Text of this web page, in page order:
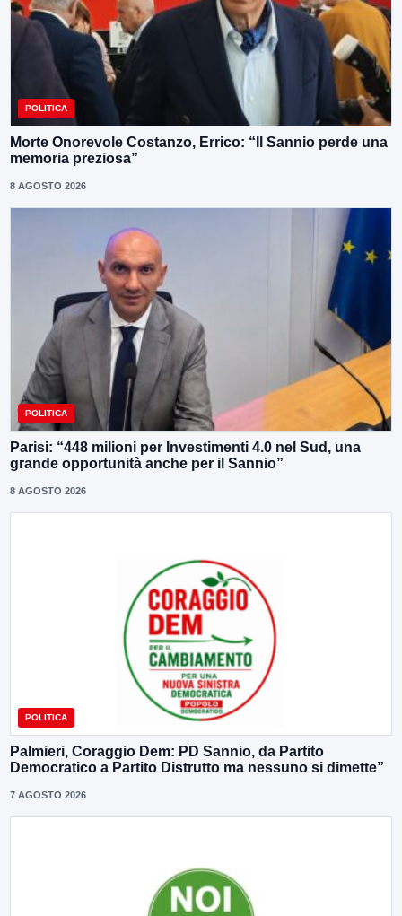
POLITICA
Morte Onorevole Costanzo, Errico: “Il Sannio perde una
memoria preziosa”
8 AGOSTO 2026
POLITICA
Parisi: “448 milioni per Investimenti 4.0 nel Sud, una
grande opportunità anche per il Sannio”
8 AGOSTO 2026
POLITICA
Palmieri, Coraggio Dem: PD Sannio, da Partito
Democratico a Partito Distrutto ma nessuno si dimette”
7 AGOSTO 2026